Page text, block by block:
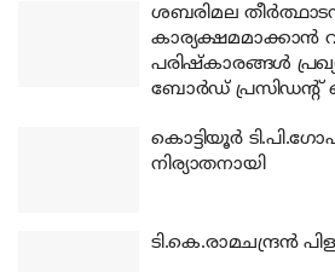
ശബരിമല
കാര്യക്ഷമമാക്കാന്‍
പരിഷ്‌കാരങ്ങള്‍
ബോര്‍ഡ് പ്രസിഡന്റ്
കൊട്ടിയൂര്‍
നിര്യാതനായി
ടി.കെ.രാമചന്ദ്രന്‍